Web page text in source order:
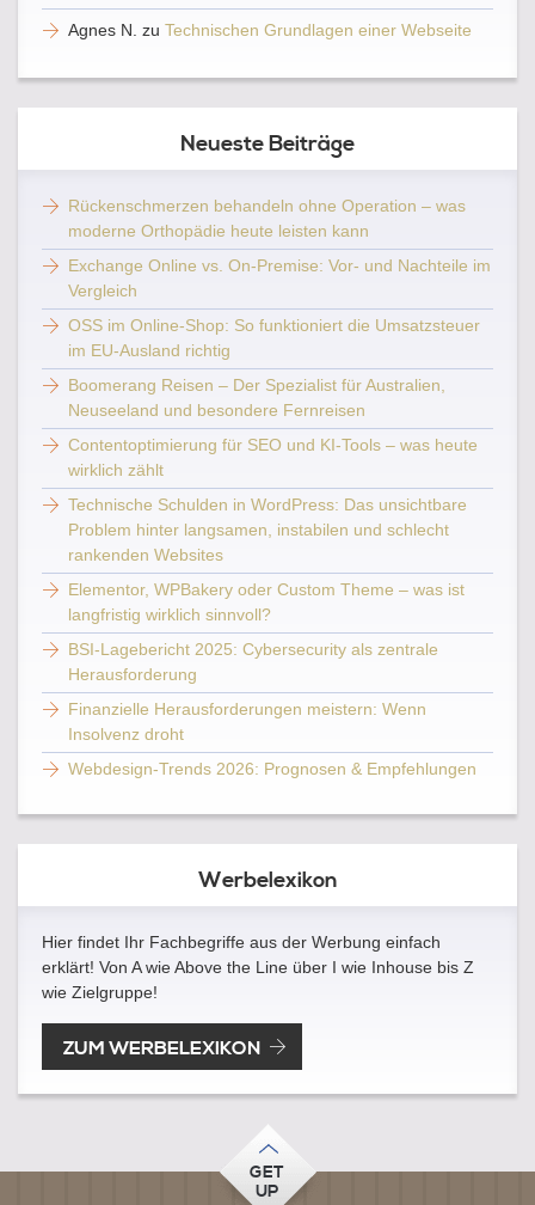
Agnes N. zu Technischen Grundlagen einer Webseite
Neueste Beiträge
Rückenschmerzen behandeln ohne Operation – was
moderne Orthopädie heute leisten kann
Exchange Online vs. On-Premise: Vor- und Nachteile im
Vergleich
OSS im Online-Shop: So funktioniert die Umsatzsteuer
im EU-Ausland richtig
Boomerang Reisen – Der Spezialist für Australien,
Neuseeland und besondere Fernreisen
Contentoptimierung für SEO und KI-Tools – was heute
wirklich zählt
Technische Schulden in WordPress: Das unsichtbare
Problem hinter langsamen, instabilen und schlecht
rankenden Websites
Elementor, WPBakery oder Custom Theme – was ist
langfristig wirklich sinnvoll?
BSI-Lagebericht 2025: Cybersecurity als zentrale
Herausforderung
Finanzielle Herausforderungen meistern: Wenn
Insolvenz droht
Webdesign-Trends 2026: Prognosen & Empfehlungen
Werbelexikon
Hier findet Ihr Fachbegriffe aus der Werbung einfach
erklärt! Von A wie Above the Line über I wie Inhouse bis Z
wie Zielgruppe!
ZUM WERBELEXIKON
GET
UP